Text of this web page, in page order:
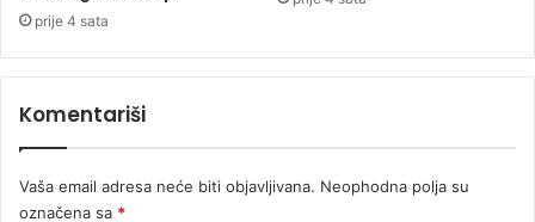
a
o
ž
o
s
prije 4 sata
Komentariši
Vaša email adresa neće biti objavljivana. Neophodna polja su
označena sa *